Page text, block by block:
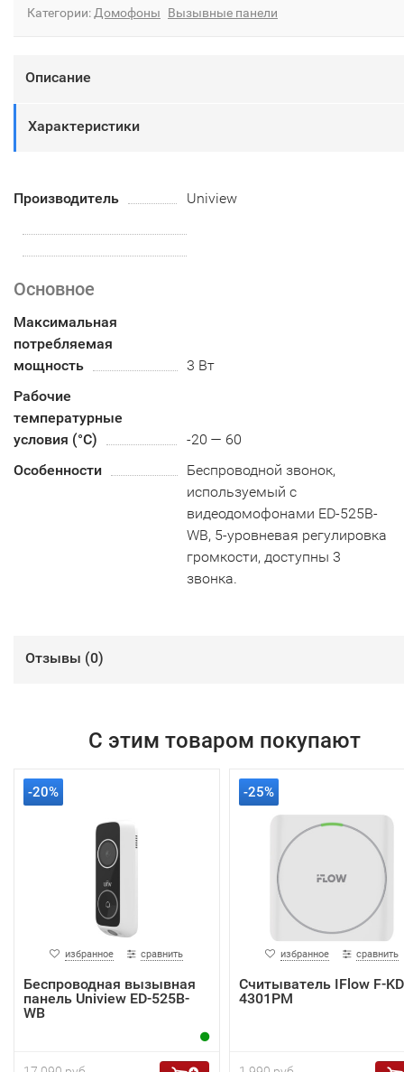
Категории:Домофоны Вызывные панели
Описание
Характеристики
Производитель Uniview
Основное
Максимальная
потребляемая
мощность
3 Вт
Рабочие
температурные
условия (°С)
-20 — 60
Особенности
Беспроводной звонок,
используемый с
видеодомофонами ED-525B-
WB, 5-уровневая регулировка
громкости, доступны 3
звонка.
Отзывы (0)
С этим товаром покупают
-20%
избранное сравнить
Беспроводная вызывная
панель Uniview ED-525B-
WB
-25%
избранное сравнить
Считыватель IFlow F-
4301PM